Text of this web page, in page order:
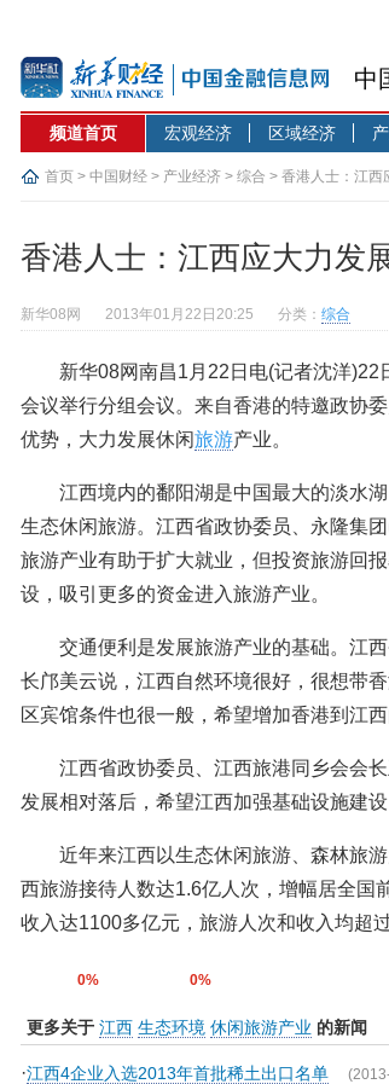
中
频道首页 宏观经济 区域经济
首页 > 中国财经 > 产业经济 > 综合 > 香港人士：江西
香港人士：江西应大力发
新华08网 2013年01月22日20:25 分类： 综合
新华08网南昌1月22日电(记者沈洋
会议举行分组会议。来自香港的特邀政协
优势，大力发展休闲旅游产业。
江西境内的鄱阳湖是中国最大的淡水
生态休闲旅游。江西省政协委员、永隆集
旅游产业有助于扩大就业，但投资旅游回
设，吸引更多的资金进入旅游产业。
交通便利是发展旅游产业的基础。江
长邝美云说，江西自然环境很好，很想带
区宾馆条件也很一般，希望增加香港到江
江西省政协委员、江西旅港同乡会会
发展相对落后，希望江西加强基础设施建
近年来江西以生态休闲旅游、森林旅
西旅游接待人数达1.6亿人次，增幅居全国
收入达1100多亿元，旅游人次和收入均超
0% 0%
更多关于 江西 生态环境 休闲旅游产业 的新闻
·江西4企业入选2013年首批稀土出口名单